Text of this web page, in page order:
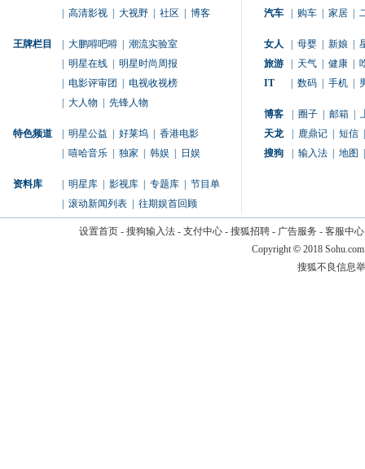
高清影视 大视野 社区 博客
王牌栏目 大鹏嘚吧嘚
潮流实验室
明星在线
明星时尚周报
电影评审团
电视收视榜
大人物 先锋人物
特色频道 明星公益 好莱坞
香港电影
嘻哈音乐 独家 韩娱 日娱
资料库 明星库 影视库 专题库
节目单
滚动新闻列表 往期娱首回顾
汽车
购车 家居
女人 母婴 新娘
旅游
天气 健康
IT
数码 手机
博客 圈子 邮箱
天龙
鹿鼎记 短信
搜狗
输入法 地图
设置首页- 搜狗输入法- 支付中心- 搜狐招聘- 广告服务 - 客服中心
Copyright © 2018
搜狐不良信息